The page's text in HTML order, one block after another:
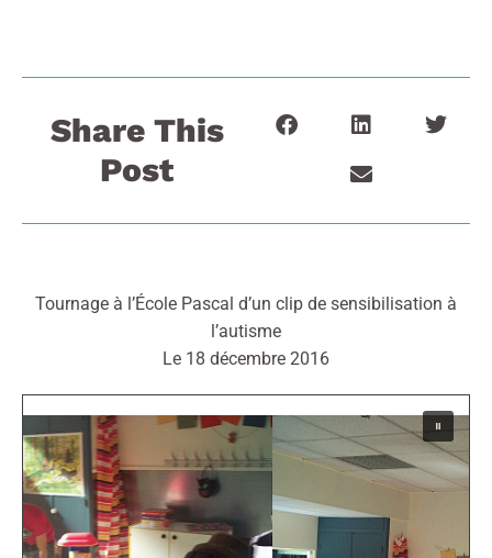
Share This
Post
Tournage à l’École Pascal d’un clip de sensibilisation à
l’autisme
Le 18 décembre 2016